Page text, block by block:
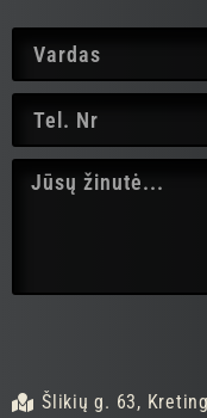
Šlikių g. 63,